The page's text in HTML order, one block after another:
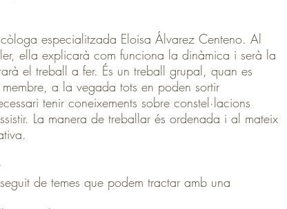
especialitzada Eloisa Álvarez Centeno. Al
ella explicarà com funciona la dinàmica i serà la
el treball a fer. És un treball grupal, quan es
a la vegada tots en poden sortir
tenir coneixements sobre constel·lacions
La manera de treballar és ordenada i al mateix
de temes que podem tractar amb una